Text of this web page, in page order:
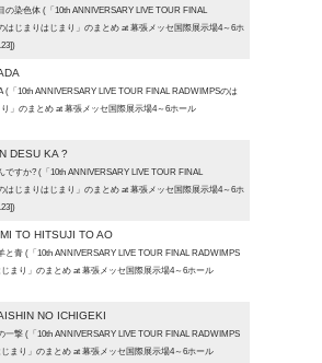
の染色体 (「10th ANNIVERSARY LIVE TOUR FINAL
はじまりはじまり」のまとめ at 幕張メッセ国際展示場4～6ホ
(「10th ANNIVERSARY LIVE TOUR FINAL RADWIMPSのは
」のまとめ at 幕張メッセ国際展示場4～6ホール
DESU KA ?
ですか? (「10th ANNIVERSARY LIVE TOUR FINAL
はじまりはじまり」のまとめ at 幕張メッセ国際展示場4～6ホ
TO HITSUJI TO AO
と青 (「10th ANNIVERSARY LIVE TOUR FINAL RADWIMPS
まり」のまとめ at 幕張メッセ国際展示場4～6ホール
NO ICHIGEKI
一撃 (「10th ANNIVERSARY LIVE TOUR FINAL RADWIMPS
まり」のまとめ at 幕張メッセ国際展示場4～6ホール